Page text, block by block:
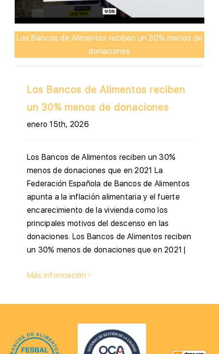
Los Bancos de Alimentos reciben un 30% menos de
donaciones
Los Bancos de Alimentos reciben
un 30% menos de donaciones
enero 15th, 2026
Los Bancos de Alimentos reciben un 30%
menos de donaciones que en 2021 La
Federación Española de Bancos de Alimentos
apunta a la inflación alimentaria y el fuerte
encarecimiento de la vivienda como los
principales motivos del descenso en las
donaciones. Los Bancos de Alimentos reciben
un 30% menos de donaciones que en 2021 |
Más información